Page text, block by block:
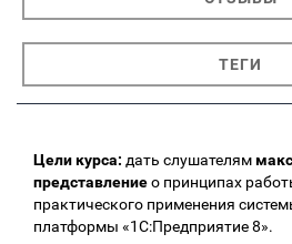
ТЕГИ
Цели курса: дать слушателям
представлениео принципах
практического применения
платформы «1С:Предприятие 8».